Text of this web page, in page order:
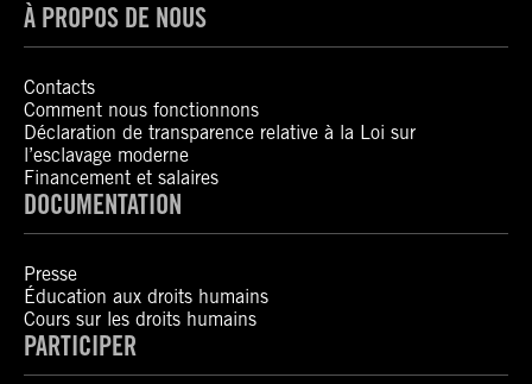
À PROPOS DE NOUS
Contacts
Comment nous fonctionnons
Déclaration de transparence relative à la Loi sur
l’esclavage moderne
Financement et salaires
DOCUMENTATION
Presse
Éducation aux droits humains
Cours sur les droits humains
PARTICIPER